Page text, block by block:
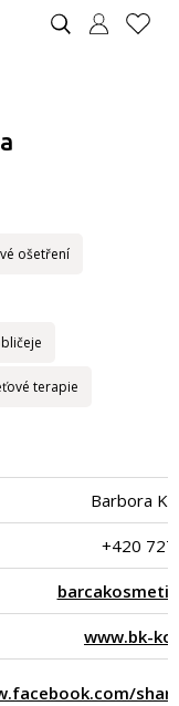
ošetření
terapie
Barbora
+420
www.bk-